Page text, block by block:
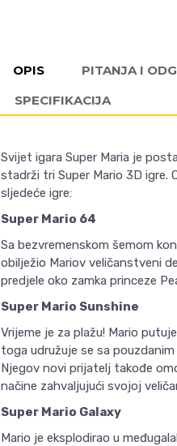
OPIS PITANJA I
SPECIFIKACIJA
Svijet igara Super Maria je
stadrži tri Super Mario 3D igre.
sljedeće igre:
Super Mario 64
Sa bezvremenskom šemom
obilježio Mariov veličanstveni
predjele oko zamka princeze
Super Mario Sunshine
Vrijeme je za plažu! Mario
toga udružuje se sa
Njegov novi prijatelj takođe
načine zahvaljujući svojoj
Super Mario Galaxy
Mario je eksplodirao u